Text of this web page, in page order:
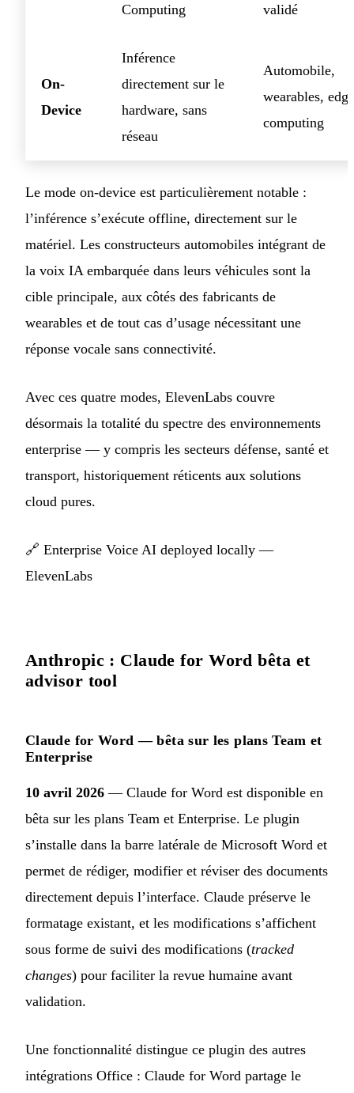
Computing
validé
On-
Device
Inférence
directement sur le
hardware, sans
réseau
Automobile,
wearables, edge
computing
Le mode on-device est particulièrement notable :
l’inférence s’exécute offline, directement sur le
matériel. Les constructeurs automobiles intégrant de
la voix IA embarquée dans leurs véhicules sont la
cible principale, aux côtés des fabricants de
wearables et de tout cas d’usage nécessitant une
réponse vocale sans connectivité.
Avec ces quatre modes, ElevenLabs couvre
désormais la totalité du spectre des environnements
enterprise — y compris les secteurs défense, santé et
transport, historiquement réticents aux solutions
cloud pures.
🔗 Enterprise Voice AI deployed locally —
ElevenLabs
Anthropic : Claude for Word bêta et
advisor tool
Claude for Word — bêta sur les plans Team et
Enterprise
10 avril 2026 — Claude for Word est disponible en
bêta sur les plans Team et Enterprise. Le plugin
s’installe dans la barre latérale de Microsoft Word et
permet de rédiger, modifier et réviser des documents
directement depuis l’interface. Claude préserve le
formatage existant, et les modifications s’affichent
sous forme de suivi des modifications (tracked
changes) pour faciliter la revue humaine avant
validation.
Une fonctionnalité distingue ce plugin des autres
intégrations Office : Claude for Word partage le